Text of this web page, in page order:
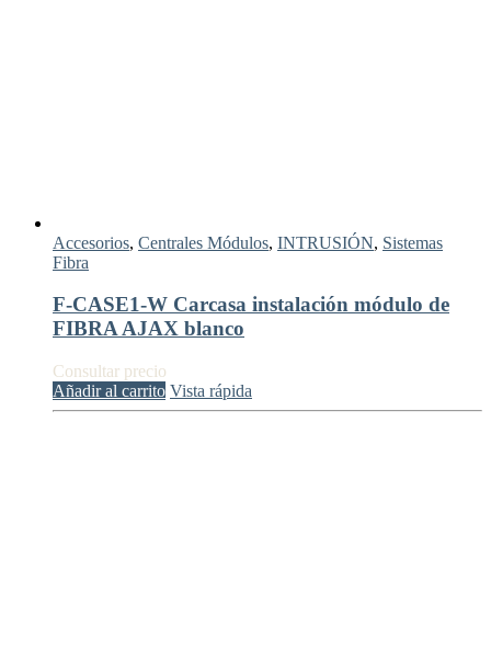
Accesorios, Centrales Módulos, INTRUSIÓN, Sistemas
Fibra
F-CASE1-W Carcasa instalación módulo de
FIBRA AJAX blanco
Consultar precio
Añadir al carrito Vista rápida